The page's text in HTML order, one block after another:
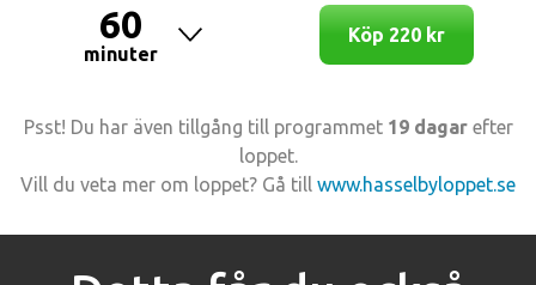
60
minuter
Köp 220 kr
Psst! Du har även tillgång till programmet 19 dagarefter
loppet.
Vill du veta mer om loppet? Gå till www.hasselbyloppet.se